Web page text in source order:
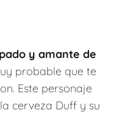
y amante de
probable que te
Este personaje
cerveza Duff y su